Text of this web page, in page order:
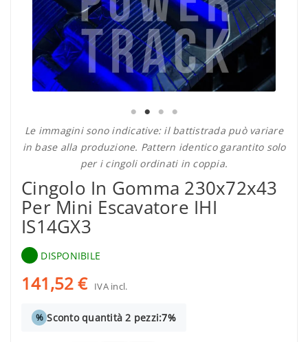
Le immagini sono indicative: il battistrada può variare
in base alla produzione. Pattern identico garantito solo
per i cingoli ordinati in coppia.
Cingolo In Gomma 230x72x43
Per Mini Escavatore IHI
IS14GX3
DISPONIBILE
141,52 € IVA incl.
% Sconto quantità 2 pezzi:7%